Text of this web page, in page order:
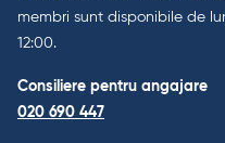
membri sunt disponibile de
12:00.
Consiliere pentru angajare
020 690 447